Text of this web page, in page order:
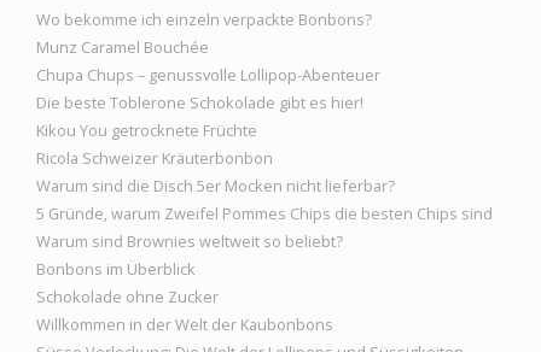
Wo bekomme ich einzeln verpackte Bonbons?
Munz Caramel Bouchée
Chupa Chups – genussvolle Lollipop-Abenteuer
Die beste Toblerone Schokolade gibt es hier!
Kikou You getrocknete Früchte
Ricola Schweizer Kräuterbonbon
Warum sind die Disch 5er Mocken nicht lieferbar?
5 Gründe, warum Zweifel Pommes Chips die besten Chips sind
Warum sind Brownies weltweit so beliebt?
Bonbons im Überblick
Schokolade ohne Zucker
Willkommen in der Welt der Kaubonbons